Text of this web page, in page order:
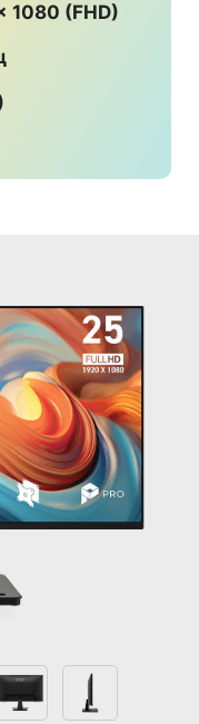
1080 (FHD)